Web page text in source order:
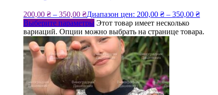
200,00 ₴ – 350,00 ₴Диапазон цен: 200,00 ₴ – 350,00 ₴
Выберите параметры Этот товар имеет несколько
вариаций. Опции можно выбрать на странице товара.